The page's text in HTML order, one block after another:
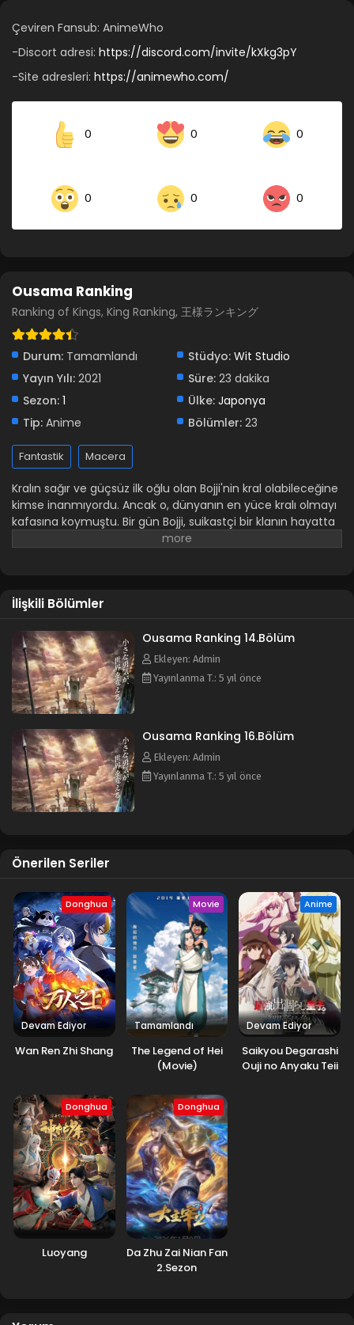
Blm 10 - Ousama Ranking 10.Bölüm - Ocak 2, 2022
Ousama Ranking 9.Bölüm
Ousama Ranking 8.Bölüm
Ousama Ranking 7.Bölüm
Blm 6 - Ousama Ranking 6.Bölüm - Ocak 2, 2022
Ousama Ranking 4.Bölüm
Ousama Ranking 3.Bölüm
Ousama Ranking 2.Bölüm
Blm 2 - Ousama Ranking 2.Bölüm - Ocak 2, 2022
Blm 1 - Ousama Ranking 1.Bölüm - Ocak 2, 2022
Çeviren Fansub: AnimeWho
-Discort adresi: https://discord.com/invite/kXkg3pY
-Site adresleri: https://animewho.com/
0 0 0
0 0 0
Ousama Ranking
Ranking of Kings, King Ranking, 王様ランキング
Durum: Tamamlandı Stüdyo: Wit Studio
Yayın Yılı: 2021 Süre: 23 dakika
Sezon: 1 Ülke: Japonya
Tip: Anime Bölümler: 23
Fantastik Macera
Kralın sağır ve güçsüz ilk oğlu olan Bojji'nin kral olabileceğine
kimse inanmıyordu. Ancak o, dünyanın en yüce kralı olmayı
kafasına koymuştu. Bir gün Bojji, suikastçi bir klanın hayatta
kalan tek ferdi olan Kage(Gölge) ile tanıştı. İlginç bir şekilde
İlişkili Bölümler
Ousama Ranking 14.Bölüm
Ekleyen: Admin
Yayınlanma T.: 5 yıl önce
Ousama Ranking 16.Bölüm
Ekleyen: Admin
Yayınlanma T.: 5 yıl önce
Önerilen Seriler
Donghua
Devam Ediyor
Wan Ren Zhi Shang
Movie
Tamamlandı
The Legend of Hei
(Movie)
Anime
Devam Ediyor
Saikyou Degarashi
Ouji no Anyaku Teii
Donghua
Luoyang
Donghua
Da Zhu Zai Nian Fan
2.Sezon